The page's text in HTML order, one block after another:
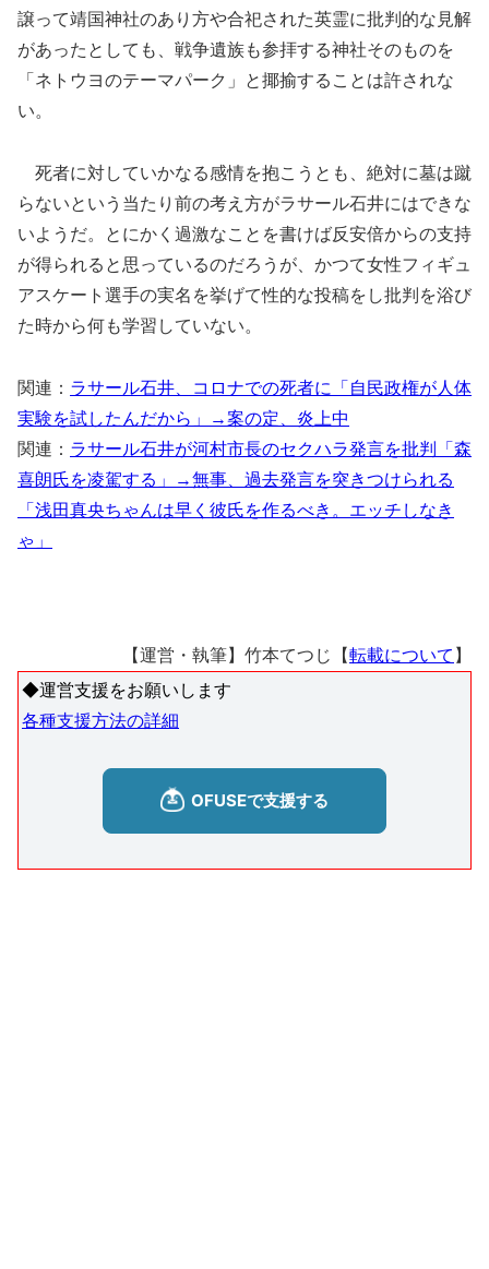
譲って靖国神社のあり方や合祀された英霊に批判的な見解
があったとしても、戦争遺族も参拝する神社そのものを
「ネトウヨのテーマパーク」と揶揄することは許されな
い。
死者に対していかなる感情を抱こうとも、絶対に墓は蹴
らないという当たり前の考え方がラサール石井にはできな
いようだ。とにかく過激なことを書けば反安倍からの支持
が得られると思っているのだろうが、かつて女性フィギュ
アスケート選手の実名を挙げて性的な投稿をし批判を浴び
た時から何も学習していない。
関連： ラサール石井、コロナでの死者に「自民政権が人体
実験を試したんだから」→案の定、炎上中
関連： ラサール石井が河村市長のセクハラ発言を批判「森
喜朗氏を凌駕する」→無事、過去発言を突きつけられる
「浅田真央ちゃんは早く彼氏を作るべき。エッチしなき
ゃ」
【運営・執筆】竹本てつじ【転載について 】
◆運営支援をお願いします
各種支援方法の詳細